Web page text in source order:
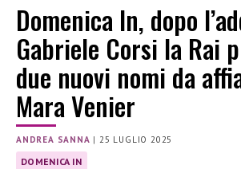
Domenica In, dopo
Gabriele Corsi la Rai
due nuovi nomi da
Mara Venier
ANDREA SANNA |25 LUGLIO 2025
DOMENICA IN